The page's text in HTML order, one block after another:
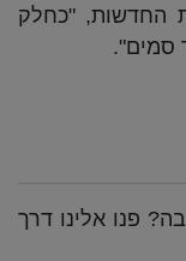
החדשות, "כחלק
סמים".
פנו אלינו דרך